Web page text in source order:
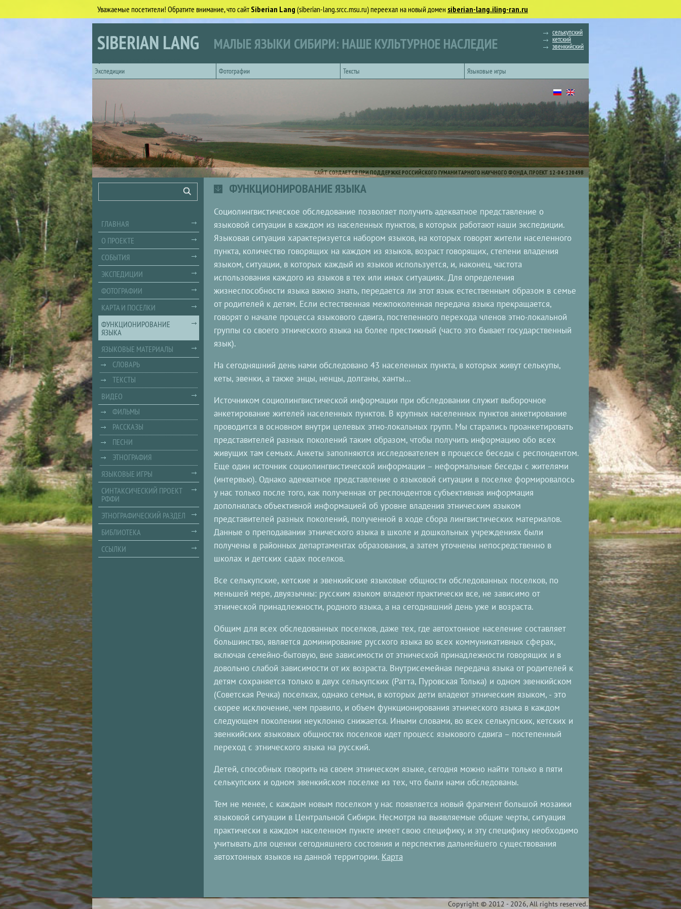
Уважаемые посетители! Обратите внимание, что сайтSiberian Lang (siberian-lang.srcc.msu.ru) переехал на новый домен siberian-lang.iling-ran.ru
SIBERIAN LANG МАЛЫЕ ЯЗЫКИ СИБИРИ: НАШЕ КУЛЬТУРНОЕ НАСЛЕДИЕ
селькупский
кетский
эвенкийский
Экспедиции
Фотографии Тексты Языковые игры
САЙТ СОЗДАЕТСЯ ПРИ ПОДДЕРЖКЕ РОССИЙСКОГО ГУМАНИТАРНОГО НАУЧНОГО ФОНДА, ПРОЕКТ 12-04-12049В
ФУНКЦИОНИРОВАНИЕ ЯЗЫКА
Социолингвистическое обследование позволяет получить адекватное представление о
языковой ситуации в каждом из населенных пунктов, в которых работают наши экспедиции.
Языковая ситуация характеризуется набором языков, на которых говорят жители населенного
пункта, количество говорящих на каждом из языков, возраст говорящих, степени владения
языком, ситуации, в которых каждый из языков используется, и, наконец, частота
использования каждого из языков в тех или иных ситуациях. Для определения
жизнеспособности языка важно знать, передается ли этот язык естественным образом в семье
от родителей к детям. Если естественная межпоколенная передача языка прекращается,
говорят о начале процесса языкового сдвига, постепенного перехода членов этно-локальной
группы со своего этнического языка на более престижный (часто это бывает государственный
язык).
На сегодняшний день нами обследовано 43 населенных пункта, в которых живут селькупы,
кеты, эвенки, а также энцы, ненцы, долганы, ханты…
Источником социолингвистической информации при обследовании служит выборочное
анкетирование жителей населенных пунктов. В крупных населенных пунктов анкетирование
проводится в основном внутри целевых этно-локальных групп. Мы старались проанкетировать
представителей разных поколений таким образом, чтобы получить информацию обо всех
живущих там семьях. Анкеты заполняются исследователем в процессе беседы с респондентом.
Еще один источник социолингвистической информации – неформальные беседы с жителями
(интервью). Однако адекватное представление о языковой ситуации в поселке формировалось
у нас только после того, как полученная от респондентов субъективная информация
дополнялась объективной информацией об уровне владения этническим языком
представителей разных поколений, полученной в ходе сбора лингвистических материалов.
Данные о преподавании этнического языка в школе и дошкольных учреждениях были
получены в районных департаментах образования, а затем уточнены непосредственно в
школах и детских садах поселков.
Все селькупские, кетские и эвенкийские языковые общности обследованных поселков, по
меньшей мере, двуязычны: русским языком владеют практически все, не зависимо от
этнической принадлежности, родного языка, а на сегодняшний день уже и возраста.
Общим для всех обследованных поселков, даже тех, где автохтонное население составляет
большинство, является доминирование русского языка во всех коммуникативных сферах,
включая семейно-бытовую, вне зависимости от этнической принадлежности говорящих и в
довольно слабой зависимости от их возраста. Внутрисемейная передача языка от родителей к
детям сохраняется только в двух селькупских (Ратта, Пуровская Толька) и одном эвенкийском
(Советская Речка) поселках, однако семьи, в которых дети владеют этническим языком, - это
скорее исключение, чем правило, и объем функционирования этнического языка в каждом
следующем поколении неуклонно снижается. Иными словами, во всех селькупских, кетских и
эвенкийских языковых общностях поселков идет процесс языкового сдвига – постепенный
переход с этнического языка на русский.
Детей, способных говорить на своем этническом языке, сегодня можно найти только в пяти
селькупских и одном эвенкийском поселке из тех, что были нами обследованы.
Тем не менее, с каждым новым поселком у нас появляется новый фрагмент большой мозаики
языковой ситуации в Центральной Сибири. Несмотря на выявляемые общие черты, ситуация
практически в каждом населенном пункте имеет свою специфику, и эту специфику необходимо
учитывать для оценки сегодняшнего состояния и перспектив дальнейшего существования
автохтонных языков на данной территории. Карта
Поиск
ГЛАВНАЯ
О ПРОЕКТЕ
СОБЫТИЯ
ЭКСПЕДИЦИИ
ФОТОГРАФИИ
КАРТА И ПОСЕЛКИ
ФУНКЦИОНИРОВАНИЕ
ЯЗЫКА
ЯЗЫКОВЫЕ МАТЕРИАЛЫ
СЛОВАРЬ
ТЕКСТЫ
ВИДЕО
ФИЛЬМЫ
РАССКАЗЫ
ПЕСНИ
ЭТНОГРАФИЯ
ЯЗЫКОВЫЕ ИГРЫ
СИНТАКСИЧЕСКИЙ ПРОЕКТ
РФФИ
ЭТНОГРАФИЧЕСКИЙ РАЗДЕЛ
БИБЛИОТЕКА
ССЫЛКИ
Copyright © 2012 - 2026, All rights reserved.